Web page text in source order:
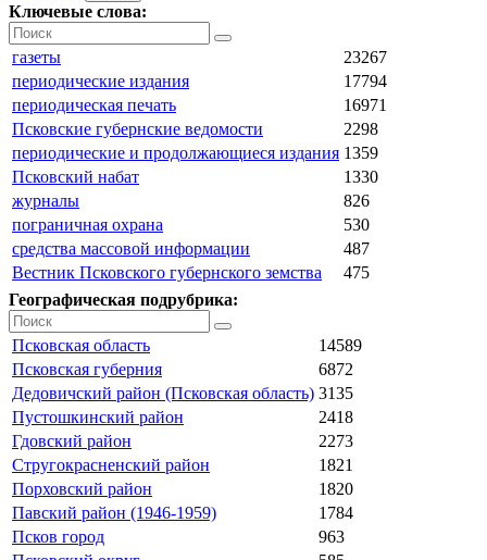
Ключевые слова:
газеты
23267
периодические издания
17794
периодическая печать
16971
Псковские губернские ведомости
2298
периодические и продолжающиеся издания 1359
Псковский набат
1330
журналы
826
пограничная охрана
530
средства массовой информации
487
Вестник Псковского губернского земства
475
Географическая подрубрика:
Псковская область
14589
Псковская губерния
6872
Дедовичский район (Псковская область) 3135
Пустошкинский район
2418
Гдовский район
2273
Стругокрасненский район
1821
Порховский район
1820
Павский район (1946-1959)
1784
Псков город
963